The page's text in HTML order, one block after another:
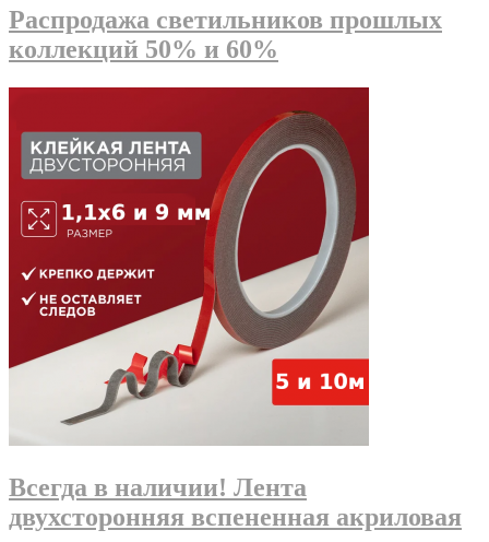
Распродажа светильников прошлых
коллекций 50% и 60%
Всегда в наличии! Лента
двухсторонняя вспененная акриловая